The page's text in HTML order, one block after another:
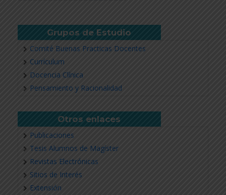
Grupos de Estudio
Comité Buenas Practicas Docentes
Currículum
Docencia Clínica
Pensamiento y Racionalidad
Otros enlaces
Publicaciones
Tesis Alumnos de Magíster
Revistas Electrónicas
Sitios de Interés
Extensión